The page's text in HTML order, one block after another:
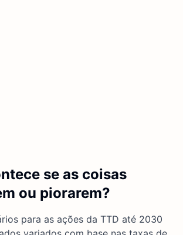
se as coisas
ou piorarem?
para as ações da TTD até 2030